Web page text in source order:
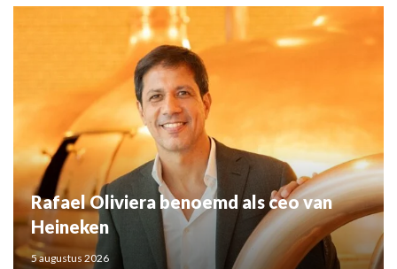
Rafael Oliviera benoemd als ceo van
Heineken
5 augustus 2026